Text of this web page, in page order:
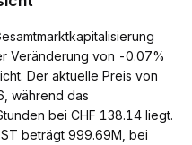
Veränderung von -0.07%
Der aktuelle Preis von
während das
bei CHF 138.14 liegt.
beträgt 999.69M, bei